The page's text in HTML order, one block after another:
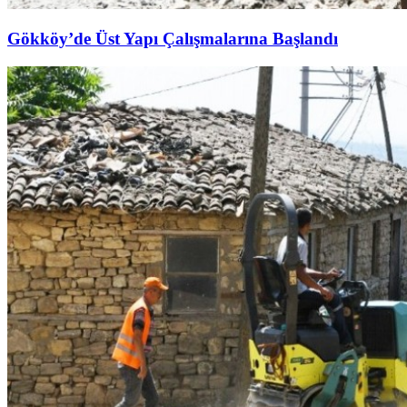
Gökköy’de Üst Yapı Çalışmalarına Başlandı